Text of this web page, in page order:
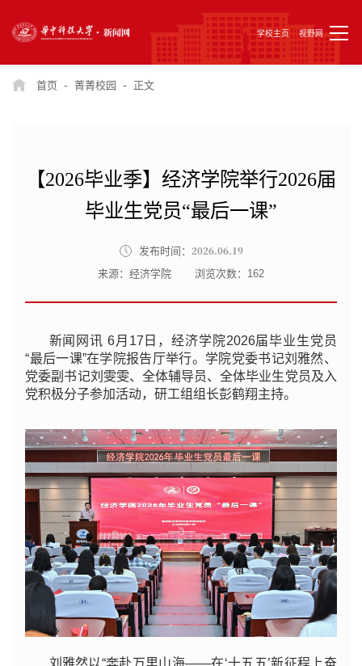
学校主页 视野网
首页 - 菁菁校园 - 正文
【2026毕业季】经济学院举行2026届
毕业生党员“最后一课”
发布时间： 2026.06.19
来源：经济学院 浏览次数： 162
新闻网讯 6月17日，经济学院2026届毕业生党员
“最后一课”在学院报告厅举行。学院党委书记刘雅然、
党委副书记刘雯雯、全体辅导员、全体毕业生党员及入
党积极分子参加活动，研工组组长彭鹤翔主持。
刘雅然以“奔赴万里山海——在‘十五五’新征程上奋